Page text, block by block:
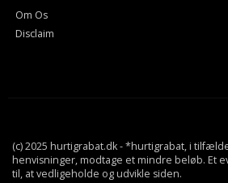
Om Os
Disclaim
(c) 2025 hurtigrabat.dk - *hurtigrabat, i
henvisninger, modtage et mindre beløb. Et
til, at vedligeholde og udvikle siden.